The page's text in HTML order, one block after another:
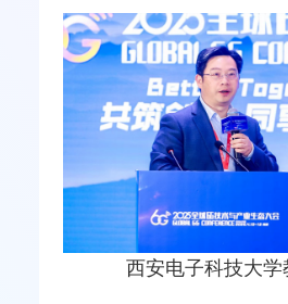
西安电子科技大学